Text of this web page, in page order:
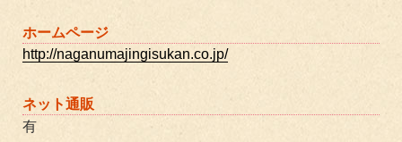
ホームページ
http://naganumajingisukan.co.jp/
ネット通販
有